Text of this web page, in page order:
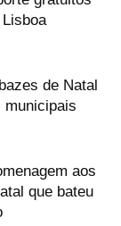
de Natal
municipais
aos
que bateu